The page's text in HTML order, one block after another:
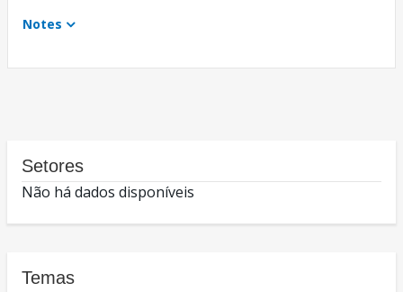
Notes
Setores
Não há dados disponíveis
Temas